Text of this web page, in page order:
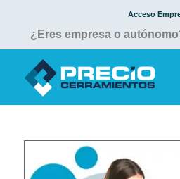
Acceso
¿Eres empresa o